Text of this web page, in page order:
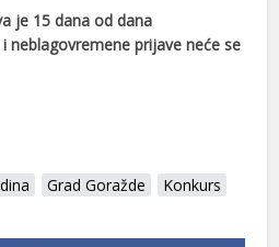
je 15 dana od dana
neblagovremene prijave neće se
Grad Goražde
Konkurs